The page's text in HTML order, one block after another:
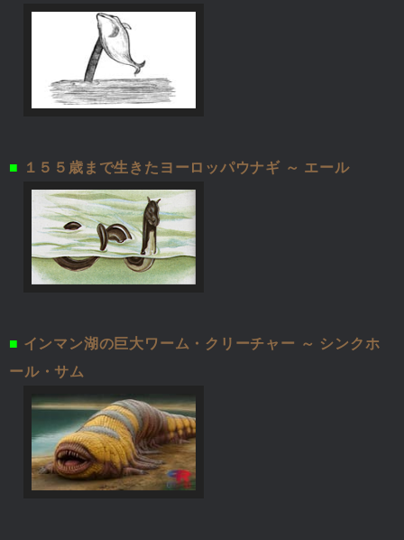
■ １５５歳まで生きたヨーロッパウナギ ～ エール
■ インマン湖の巨大ワーム・クリーチャー ～ シンクホ
ール・サム